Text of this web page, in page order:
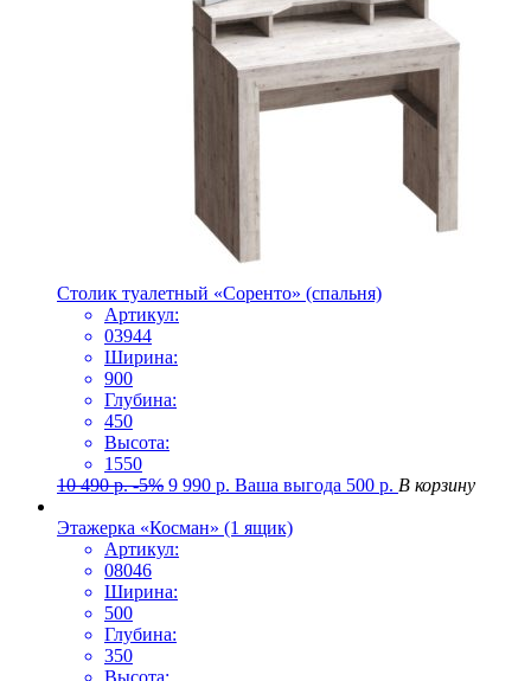
Столик туалетный «Соренто» (спальня)
Артикул:
03944
Ширина:
900
Глубина:
450
Высота:
1550
10 490р. -5% 9 990 р. Ваша выгода 500 р. В корзину
Этажерка «Косман» (1 ящик)
Артикул:
08046
Ширина:
500
Глубина:
350
Высота: